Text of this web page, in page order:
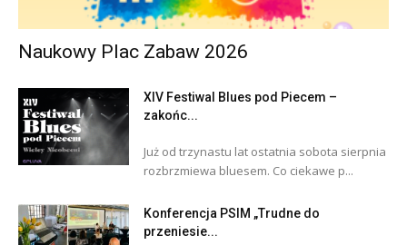
Naukowy Plac Zabaw 2026
XIV Festiwal Blues pod Piecem –
zakońc...
Już od trzynastu lat ostatnia sobota sierpnia
rozbrzmiewa bluesem. Co ciekawe p...
Konferencja PSIM „Trudne do
przeniesie...